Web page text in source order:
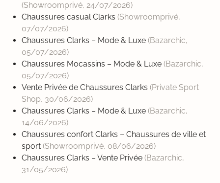
(Showroomprivé, 24/07/2026)
Chaussures casual Clarks (Showroomprivé,
07/07/2026)
Chaussures Clarks – Mode & Luxe (Bazarchic,
05/07/2026)
Chaussures Mocassins – Mode & Luxe (Bazarchic,
05/07/2026)
Vente Privée de Chaussures Clarks (Private Sport
Shop, 30/06/2026)
Chaussures Clarks – Mode & Luxe (Bazarchic,
14/06/2026)
Chaussures confort Clarks – Chaussures de ville et
sport (Showroomprivé, 08/06/2026)
Chaussures Clarks – Vente Privée (Bazarchic,
31/05/2026)